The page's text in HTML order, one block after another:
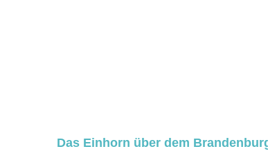
Das Einhorn über dem